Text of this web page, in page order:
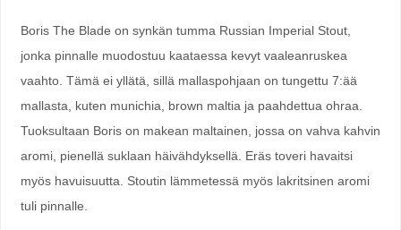
Boris The Blade on synkän tumma Russian Imperial Stout,
jonka pinnalle muodostuu kaataessa kevyt vaaleanruskea
vaahto. Tämä ei yllätä, sillä mallaspohjaan on tungettu 7:ää
mallasta, kuten munichia, brown maltia ja paahdettua ohraa.
Tuoksultaan Boris on makean maltainen, jossa on vahva kahvin
aromi, pienellä suklaan häivähdyksellä. Eräs toveri havaitsi
myös havuisuutta. Stoutin lämmetessä myös lakritsinen aromi
tuli pinnalle.